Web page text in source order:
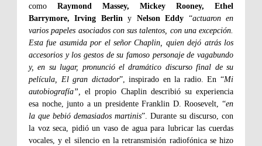
como Raymond Massey, Mickey Rooney, Ethel
Barrymore, Irving Berliny Nelson Eddy “actuaron en
varios papeles asociados con sus talentos, con una excepción.
Esta fue asumida por el señor Chaplin, quien dejó atrás los
accesorios y los gestos de su famoso personaje de vagabundo
y, en su lugar, pronunció el dramático discurso final de su
película, El gran dictador”, inspirado en la radio. En “Mi
autobiografía”, el propio Chaplin describió su experiencia
esa noche, junto a un presidente Franklin D. Roosevelt, “en
la que bebió demasiados martinis”. Durante su discurso, con
la voz seca, pidió un vaso de agua para lubricar las cuerdas
vocales, y el silencio en la retransmisión radiofónica se hizo